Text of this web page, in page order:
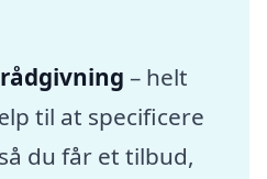
– helt
til at specificere
du får et tilbud,